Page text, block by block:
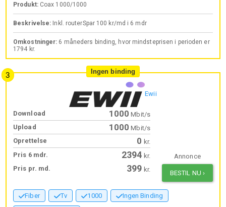
Produkt: Coax 1000/1000
Beskrivelse: Inkl. routerSpar 100 kr/md i 6 mdr
Omkostninger: 6 måneders binding, hvor mindsteprisen i perioden er
1794 kr.
Ingen binding
Ewii
Download 1000 Mbit/s
Upload
1000 Mbit/s
Oprettelse
0 kr.
Pris 6 mdr.
2394 kr.
Pris pr. md.
399 kr.
Annonce
BESTIL NU ›
Fiber Tv 1000 Ingen Binding